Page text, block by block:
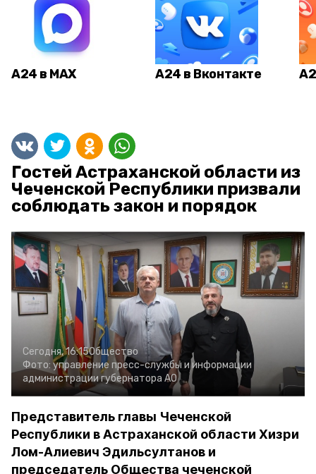
А24 в MAX А24 в Вконтакте
Гостей Астраханской области из
Чеченской Республики призвали
соблюдать закон и порядок
Сегодня, 16:15Общество
Фото: управление пресс-службы и информации
администрации губернатора АО
Представитель главы Чеченской
Республики в Астраханской области Хизри
Лом-Алиевич Эдильсултанов и
председатель Общества чеченской